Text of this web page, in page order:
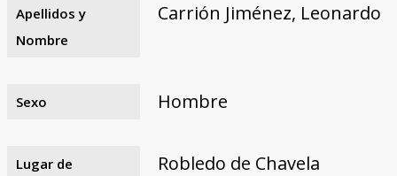
Razones y objetivos
El equipo
Colaboradores
Fuentes documentales
Apellidos y
Nombre
Carrión Jiménez, Leonardo
Sexo Hombre
Lugar de
Robledo de Chavela